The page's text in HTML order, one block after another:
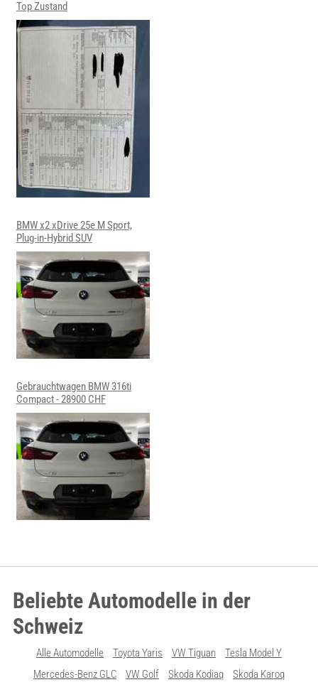
Top Zustand
BMW x2 xDrive 25e M Sport,
Plug-in-Hybrid SUV
Gebrauchtwagen BMW 316ti
Compact - 28900 CHF
Beliebte Automodelle in der
Schweiz
Alle Automodelle Toyota Yaris VW Tiguan
Tesla Model Y
Mercedes-Benz GLC
VW Golf Skoda Kodiaq Skoda Karoq